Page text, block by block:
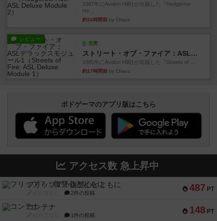
1987年にAvalon Hill社が出版した『Hedgerow
He...
約16時間前 by Chaco
レビュー
充実
ストリート・オブ・ファイア：ASLデラックスモジュール1
1985年にAvalon Hill社が出版した『Streets of ...
約17時間前 by Chaco
ボドゲーマのアプリ版はこちら
アクセス数 急上昇中
487 PT
フリップ７：復讐心とともに
2件の投稿
148 PT
コンテナ
1件の投稿